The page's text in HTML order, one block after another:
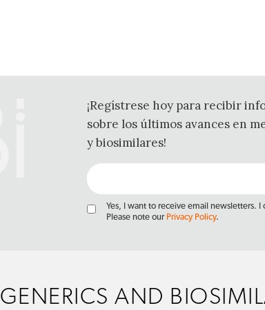
¡Regístrese hoy para recibir
sobre los últimos avances en
y biosimilares!
Yes, I want to receive email newsletters. I
Please note our Privacy Policy.
GENERICS AND